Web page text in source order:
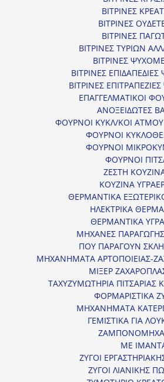
ΒΙΤΡΙΝΕΣ
ΒΙΤΡΙΝΕΣ
ΒΙΤΡΙΝΕΣ
ΒΙΤΡΙΝΕΣ ΤΥΡΙΩΝ
ΒΙΤΡΙΝΕΣ
ΒΙΤΡΙΝΕΣ
ΒΙΤΡΙΝΕΣ
ΕΠΑΓΓΕΛΜΑΤΙΚΟΙ
ΑΝΟΞΕΙΔΩΤΕΣ
ΦΟΥΡΝΟΙ ΚΥΚΛ/ΚΟΙ ΑΤΜΟΥ
ΦΟΥΡΝΟΙ
ΦΟΥΡΝΟΙ
ΦΟΥΡΝΟΙ
ΖΕΣΤΗ
ΚΟΥΖΙΝΑ
ΘΕΡΜΑΝΤΙΚΑ
ΗΛΕΚΤΡΙΚΑ
ΘΕΡΜΑΝΤΙΚΑ
ΜΗΧΑΝΕΣ
ΠΟΥ ΠΑΡΑΓΟΥΝ
ΜΗΧΑΝΗΜΑΤΑ ΑΡΤΟΠΟΙΕΙΑΣ-
ΜΙΞΕΡ
ΤΑΧΥΖΥΜΩΤΗΡΙΑ ΠΙΤΣΑΡΙΑΣ
ΦΟΡΜΑΡΙΣΤΙΚΑ
ΜΗΧΑΝΗΜΑΤΑ
ΓΕΜΙΣΤΙΚΑ ΓΙΑ
ΜΕ
ΖΥΓΟΙ
ΖΥΓΟΙ ΛΙΑΝΙΚΗΣ